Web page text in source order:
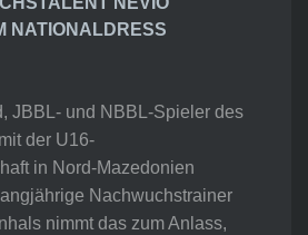
NATIONALDRESS
JBBL- und NBBL-Spieler des
der U16-
in Nord-Mazedonien
Nachwuchstrainer
nimmt das zum Anlass,